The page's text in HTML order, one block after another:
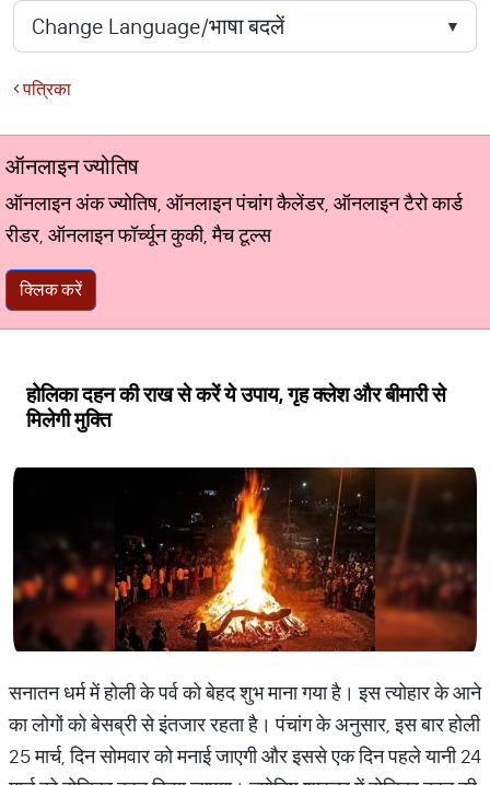
पत्रिका
ऑनलाइन ज्योतिष
ऑनलाइन अंक ज्योतिष, ऑनलाइन पंचांग कैलेंडर, ऑनलाइन टैरो कार्ड
रीडर, ऑनलाइन फॉर्च्यून कुकी, मैच टूल्स
क्लिक करें
होलिका दहन की राख से करें ये उपाय, गृह क्लेश और बीमारी से
मिलेगी मुक्ति
सनातन धर्म में होली के पर्व को बेहद शुभ माना गया है। इस त्योहार के आने
का लोगों को बेसब्री से इंतजार रहता है। पंचांग के अनुसार, इस बार होली
25 मार्च, दिन सोमवार को मनाई जाएगी और इससे एक दिन पहले यानी 24